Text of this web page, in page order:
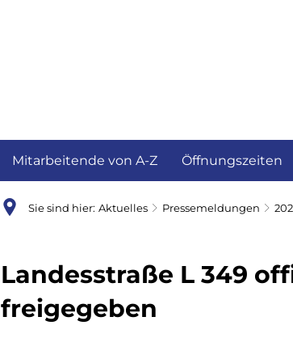
Mitarbeitende von A-Z Öffnungszeiten
Sie sind hier: Aktuelles Pressemeldungen
Landesstraße L 349
freigegeben